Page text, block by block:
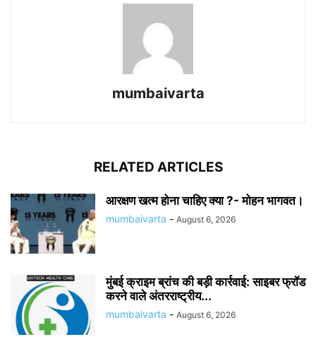
mumbaivarta
RELATED ARTICLES
आरक्षण खत्म होना चाहिए क्या ?- मोहन भागवत।
mumbaivarta - August 6, 2026
मुंबई क्राइम ब्रांच की बड़ी कार्रवाई: साइबर फ्रॉड
करने वाले अंतरराष्ट्रीय...
mumbaivarta - August 6, 2026